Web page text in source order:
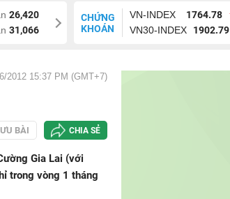
26,420
31,066
CHỨNG
KHOÁN
VN-INDEX 1764.78
VN30-INDEX
1902.79
2012 15:37 PM (GMT+7)
BÀI CHIA SẺ
Gia Lai (với
trong vòng 1 tháng